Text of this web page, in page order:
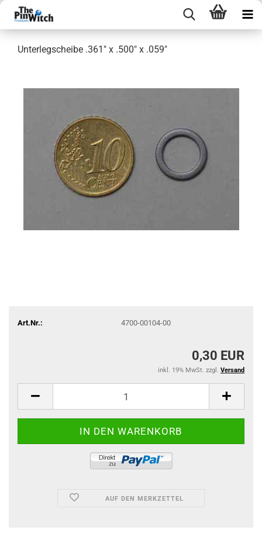
Unterlegscheibe .361" x .500" x .059"
Art.Nr.: 4700-00104-00
0,30 EUR
inkl. 19% MwSt. zzgl. Versand
AUF DEN MERKZETTEL